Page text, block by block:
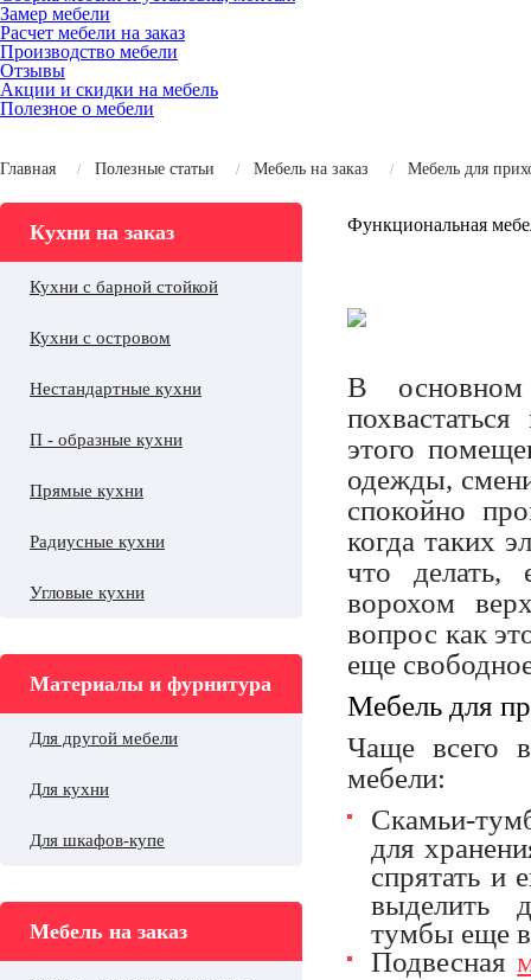
Замер мебели
Расчет мебели на заказ
Производство мебели
Отзывы
Акции и скидки на мебель
Полезное о мебели
Главная Полезные статьи Мебель на заказ Мебель для
Кухни на заказ
Кухни с барной стойкой
Кухни с островом
Нестандартные кухни
П - образные кухни
Прямые кухни
Радиусные кухни
Угловые кухни
Материалы и фурнитура
Для другой мебели
Для кухни
Для шкафов-купе
Мебель на заказ
Функциональная
В
этого
одежды,
спокойно
когда таких
что делать,
ворохом
вопрос как
еще
Мебель для
Чаще всего
мебели:
Скамьи-
для
спрятать и
выделить
тумбы еще
Подвесная